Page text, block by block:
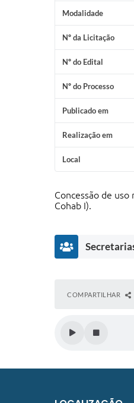
Modalidade
Nº da Licitação
Nº do Edital
Nº do Processo
Publicado em
Realização em
Local
Concessão de
Cohab I).
COMPARTILHAR